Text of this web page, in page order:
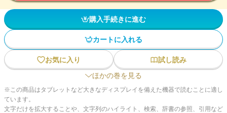
購入手続きに進む
カートに入れる
お気に入り
試し読み
ほかの巻を見る
※この商品はタブレットなど大きなディスプレイを備えた機器で読むことに適し
ています。
文字だけを拡大することや、文字列のハイライト、検索、辞書の参照、引用など